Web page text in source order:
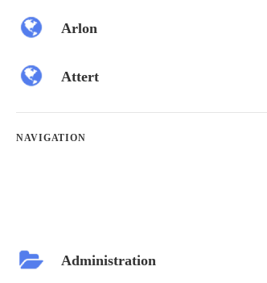
Arlon
Attert
NAVIGATION
Administration